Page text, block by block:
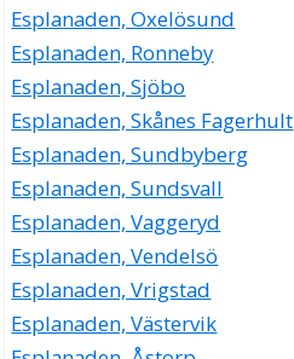
Esplanaden, Oxelösund
Esplanaden, Ronneby
Esplanaden, Sjöbo
Esplanaden, Skånes Fagerhult
Esplanaden, Sundbyberg
Esplanaden, Sundsvall
Esplanaden, Vaggeryd
Esplanaden, Vendelsö
Esplanaden, Vrigstad
Esplanaden, Västervik